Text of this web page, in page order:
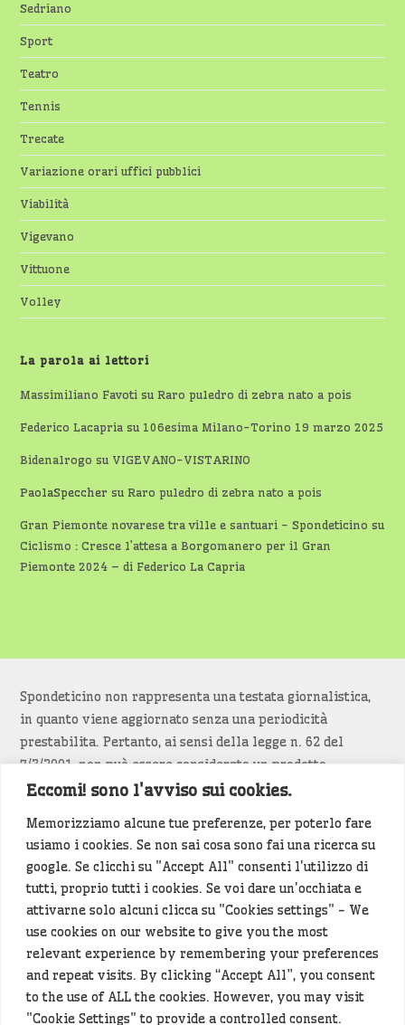
Eccomi! sono l'avviso sui cookies.
Memorizziamo alcune tue preferenze, per poterlo fare
usiamo i cookies. Se non sai cosa sono fai una ricerca su
google. Se clicchi su "Accept All" consenti l'utilizzo di
tutti, proprio tutti i cookies. Se voi dare un'occhiata e
attivarne solo alcuni clicca su "Cookies settings" - We
use cookies on our website to give you the most
relevant experience by remembering your preferences
and repeat visits. By clicking “Accept All”, you consent
to the use of ALL the cookies. However, you may visit
"Cookie Settings" to provide a controlled consent.
Sedriano
Sport
Teatro
Tennis
Trecate
Variazione orari uffici pubblici
Viabilità
Vigevano
Vittuone
Volley
La parola ai lettori
Massimiliano Favoti suRaro puledro di zebra nato a pois
Federico Lacapria su 106esima Milano-Torino 19 marzo 2025
Bidenalrogo su VIGEVANO-VISTARINO
PaolaSpeccher suRaro puledro di zebra nato a pois
Gran Piemonte novarese tra ville e santuari - Spondeticino su
Ciclismo : Cresce l’attesa a Borgomanero per il Gran
Piemonte 2024 – di Federico La Capria
Spondeticino non rappresenta una testata giornalistica,
in quanto viene aggiornato senza una periodicità
prestabilita. Pertanto, ai sensi della legge n. 62 del
7/3/2001, non può essere considerato un prodotto
editoriale.
Siamo attenti a non violare copyright e diritti
d’immagine. Se un contenuto è di tua proprietà e vuoi
richiederne la rimozionediccelo(<- clicca per inviarci un
messaggio).
Alcuni articoli sono generati in bozza rielaborando, con
l'intelligenza artificiale generativa, contenuti
provenienti da fonti istituzionali e altri siti di interesse
locale. Prima della pubblicazioni l'articolo viene